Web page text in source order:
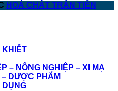
HOÁ CHẤT TRẦN TIẾN
KHIẾT
– NÔNG NGHIỆP – XI MẠ
DƯỢC PHẨM